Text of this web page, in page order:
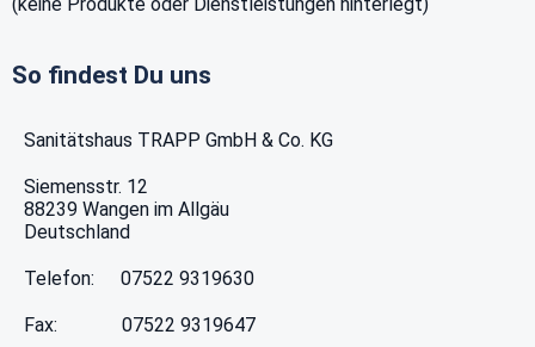
So findest Du uns
Sanitätshaus TRAPP GmbH & Co. KG
Siemensstr. 12
88239 Wangen im Allgäu
Deutschland
Telefon: 07522 9319630
Fax: 07522 9319647